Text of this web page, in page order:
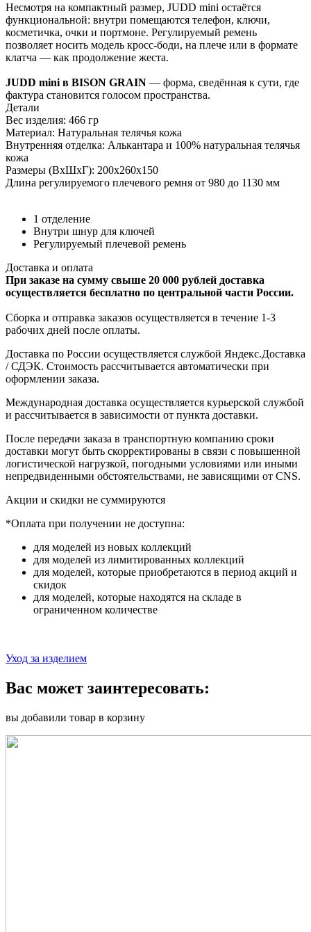
Несмотря на компактный размер, JUDD mini остаётся
функциональной: внутри помещаются телефон, ключи,
косметичка, очки и портмоне. Регулируемый ремень
позволяет носить модель кросс-боди, на плече или в формате
клатча — как продолжение жеста.
JUDD mini в BISON GRAIN — форма, сведённая к сути, где
фактура становится голосом пространства.
Детали
Вес изделия: 466 гр
Материал: Натуральная телячья кожа
Внутренняя отделка: Алькантара и 100% натуральная телячья
кожа
Размеры (ВхШхГ): 200х260х150
Длина регулируемого плечевого ремня от 980 до 1130 мм
1 отделение
Внутри шнур для ключей
Регулируемый плечевой ремень
Доставка и оплата
При заказе на сумму свыше 20 000 рублей доставка
осуществляется бесплатно по центральной части России.
Сборка и отправка заказов осуществляется в течение 1-3
рабочих дней после оплаты.
Доставка по России осуществляется службой Яндекс.Доставка
/ СДЭК. Стоимость рассчитывается автоматически при
оформлении заказа.
Международная доставка осуществляется курьерской службой
и рассчитывается в зависимости от пункта доставки.
После передачи заказа в транспортную компанию сроки
доставки могут быть скорректированы в связи с повышенной
логистической нагрузкой, погодными условиями или иными
непредвиденными обстоятельствами, не зависящими от CNS.
Акции и скидки не суммируются
*Оплата при получении не доступна:
для моделей из новых коллекций
для моделей из лимитированных коллекций
для моделей, которые приобретаются в период акций и
скидок
для моделей, которые находятся на складе в
ограниченном количестве
Уход за изделием
Вас может заинтересовать:
вы добавили товар в корзину